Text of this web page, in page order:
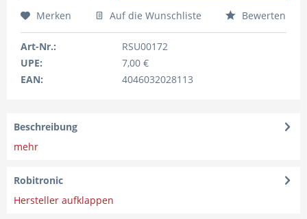
Merken Auf die Wunschliste Bewerten
Art-Nr.:
RSU00172
UPE:
7,00 €
EAN:
4046032028113
Beschreibung
mehr
Robitronic
Hersteller aufklappen